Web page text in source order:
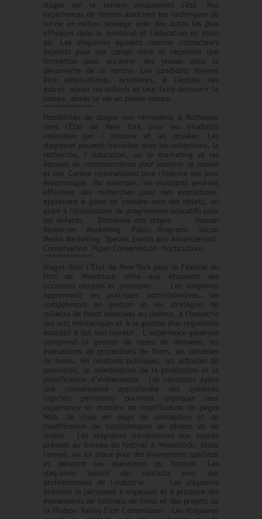
stages sur le terrain uniquement l'été. Nos
expériences de terrain associent les techniques de
survie en milieu sauvage avec des outils les plus
efficaces dans le mentorat et l'éducation en plein
air. Les stagiaires agissent comme instructeurs
adjoints pour nos camps d'été et reçoivent une
formation pour encadrer des jeunes dans la
découverte de la nature. Les candidats doivent
être débrouillards, bricoleurs, à l'écoute des
autres, aimer les enfants et leur faire découvrir la
nature, aimer la vie en pleine nature.
*****************
Possibilités de stages non rémunérés à Rochester
dans l'Etat de New York pour les étudiants
intéressés par l' histoire et les musées. Les
stagiaires peuvent travailler avec les collections, la
recherche, l' éducation, ou le marketing et les
équipes de communication pour soutenir le musée
et son Centre international pour l'histoire des jeux
électronique. Par exemple, les étudiants peuvent
effectuer des recherches pour des expositions,
apprendre à gérer et prendre soin des objets, ou
aider à l'élaboration de programmes éducatifs pour
les enfants. Domaines des stages : Human
Resources Marketing Public Programs Social
Media Marketing Special Events and Advancement
Conservation Paper Conservation Horticulture.
*****************
Stages dans l’Etat de New York pour le Festival du
film de Woodstock offre aux étudiants des
occasions uniques et pratiques ... Les stagiaires
apprennent les pratiques administratives, les
compétences en gestion et les stratégies de
collecte de fonds associées au cinéma, à l'industrie
des arts médiatiques et à la gestion d'un organisme
éducatif à but non lucratif. L’expérience générale
comprend la gestion de bases de données, les
évaluations de projections de films, les collectes
de fonds, les relations publiques, les activités de
proximité, la coordination de la production et la
planification d’événements. Les candidats ayant
une connaissance approfondie des systèmes
logiciels pertinents pourront expliquer leur
expérience en matière de modification de pages
Web, de mise en page de conception et de
modification de bibliothèques de photos et de
vidéos. Les stagiaires travailleront aux heures
prévues au bureau du festival à Woodstock, toute
l'année, ou sur place pour des événements spéciaux
et pendant les opérations du festival. Les
stagiaires auront des contacts avec des
professionnels de l'industrie ... Les stagiaires
aideront le personnel à organiser et à produire des
événements de festivals de films et des projets de
la Hudson Valley Film Commission. Les stagiaires